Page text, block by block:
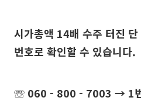
시가총액 14배 수주 터진
번호로 확인할 수 있습니다.
☏ 060 - 800 - 7003 → 1